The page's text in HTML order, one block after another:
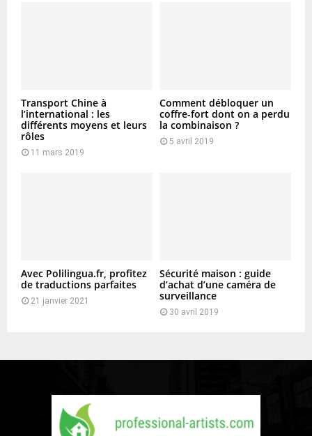
Transport Chine à
l’international : les
différents moyens et leurs
rôles
11 mars 2019
Comment débloquer un
coffre-fort dont on a perdu
la combinaison ?
5 avril 2019
Avec Polilingua.fr, profitez
de traductions parfaites
21 janvier 2021
Sécurité maison : guide
d’achat d’une caméra de
surveillance
30 avril 2019